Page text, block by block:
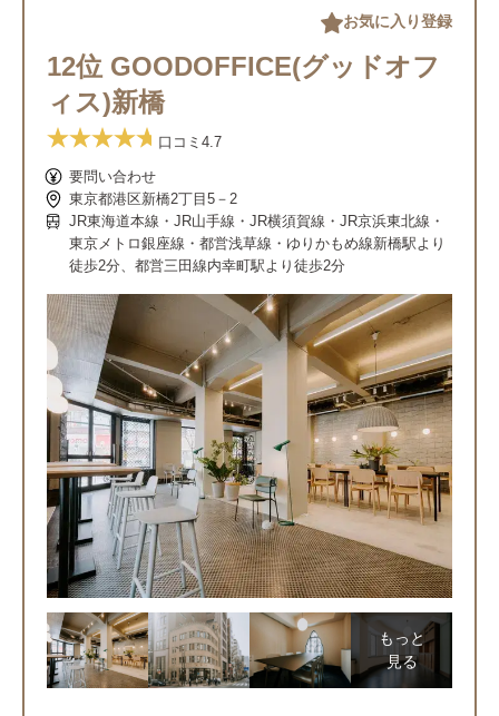
12位 GOODOFFICE(グッドオフ
ィス)新橋
口コミ 4.7
要問い合わせ
東京都港区新橋2丁目5－2
JR東海道本線・JR山手線・JR横須賀線・JR京浜東北線・
東京メトロ銀座線・都営浅草線・ゆりかもめ線新橋駅より
徒歩2分、都営三田線内幸町駅より徒歩2分
お気に入り登録
もっと
見る